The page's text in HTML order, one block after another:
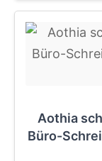
Aothia
Büro-